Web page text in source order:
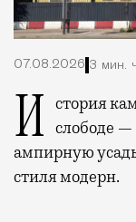
07.08.2026 3 мин.
История каменного строения в Мещанской слободе —
ампирную
стиля модерн.